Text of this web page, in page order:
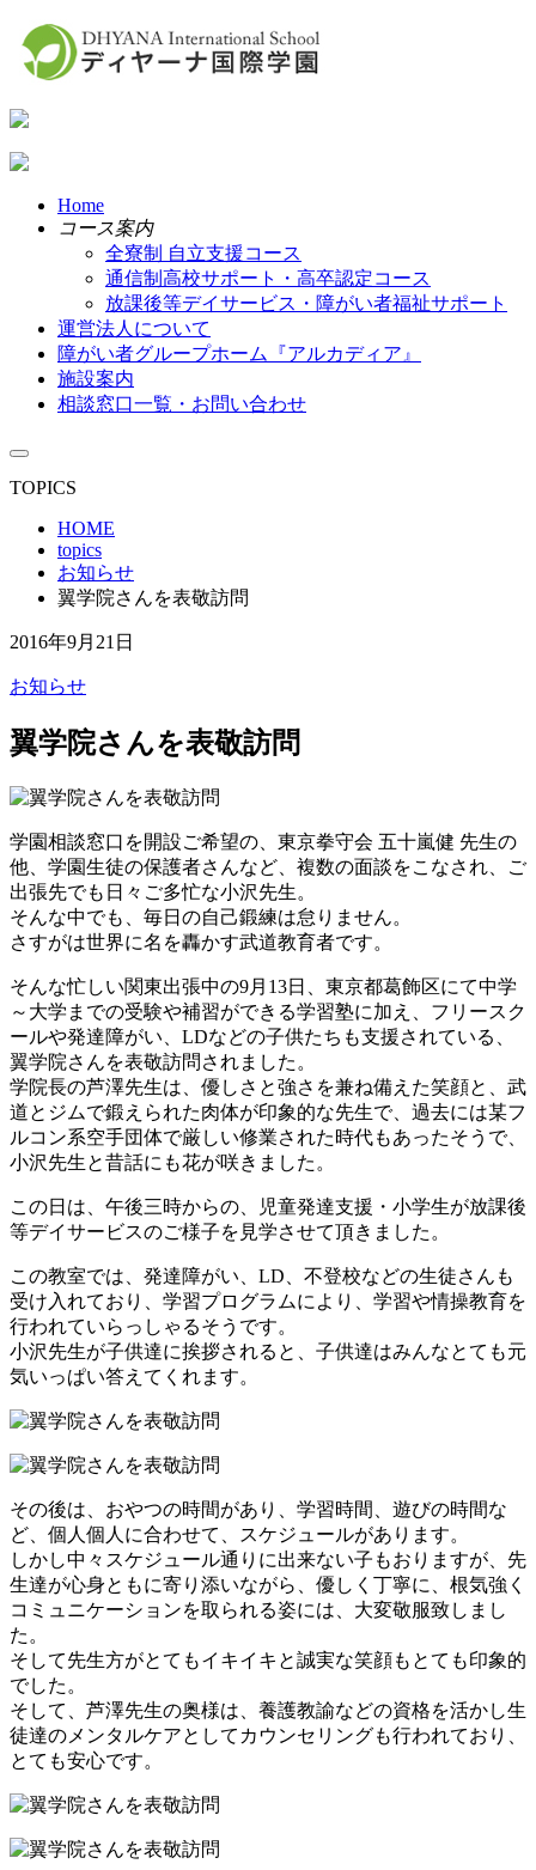
Home
コース案内
全寮制 自立支援コース
通信制高校サポート・高卒認定コース
放課後等デイサービス・障がい者福祉サポート
運営法人について
障がい者グループホーム『アルカディア』
施設案内
相談窓口一覧・お問い合わせ
TOPICS
HOME
topics
お知らせ
翼学院さんを表敬訪問
2016年9月21日
お知らせ
翼学院さんを表敬訪問
学園相談窓口を開設ご希望の、東京拳守会 五十嵐健 先生の
他、学園生徒の保護者さんなど、複数の面談をこなされ、ご
出張先でも日々ご多忙な小沢先生。
そんな中でも、毎日の自己鍛練は怠りません。
さすがは世界に名を轟かす武道教育者です。
そんな忙しい関東出張中の9月13日、東京都葛飾区にて中学
～大学までの受験や補習ができる学習塾に加え、フリースク
ールや発達障がい、LDなどの子供たちも支援されている、
翼学院さんを表敬訪問されました。
学院長の芦澤先生は、優しさと強さを兼ね備えた笑顔と、武
道とジムで鍛えられた肉体が印象的な先生で、過去には某フ
ルコン系空手団体で厳しい修業された時代もあったそうで、
小沢先生と昔話にも花が咲きました。
この日は、午後三時からの、児童発達支援・小学生が放課後
等デイサービスのご様子を見学させて頂きました。
この教室では、発達障がい、LD、不登校などの生徒さんも
受け入れており、学習プログラムにより、学習や情操教育を
行われていらっしゃるそうです。
小沢先生が子供達に挨拶されると、子供達はみんなとても元
気いっぱい答えてくれます。
その後は、おやつの時間があり、学習時間、遊びの時間な
ど、個人個人に合わせて、スケジュールがあります。
しかし中々スケジュール通りに出来ない子もおりますが、先
生達が心身ともに寄り添いながら、優しく丁寧に、根気強く
コミュニケーションを取られる姿には、大変敬服致しまし
た。
そして先生方がとてもイキイキと誠実な笑顔もとても印象的
でした。
そして、芦澤先生の奥様は、養護教諭などの資格を活かし生
徒達のメンタルケアとしてカウンセリングも行われており、
とても安心です。